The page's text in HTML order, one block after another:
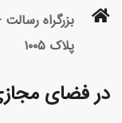
پلاک ۱۰۰۵
در فضای